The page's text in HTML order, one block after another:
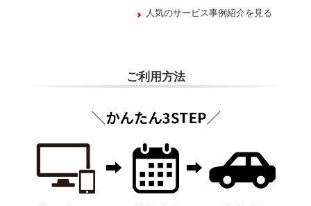
人気のサービス事例紹介を見る
ご利用方法